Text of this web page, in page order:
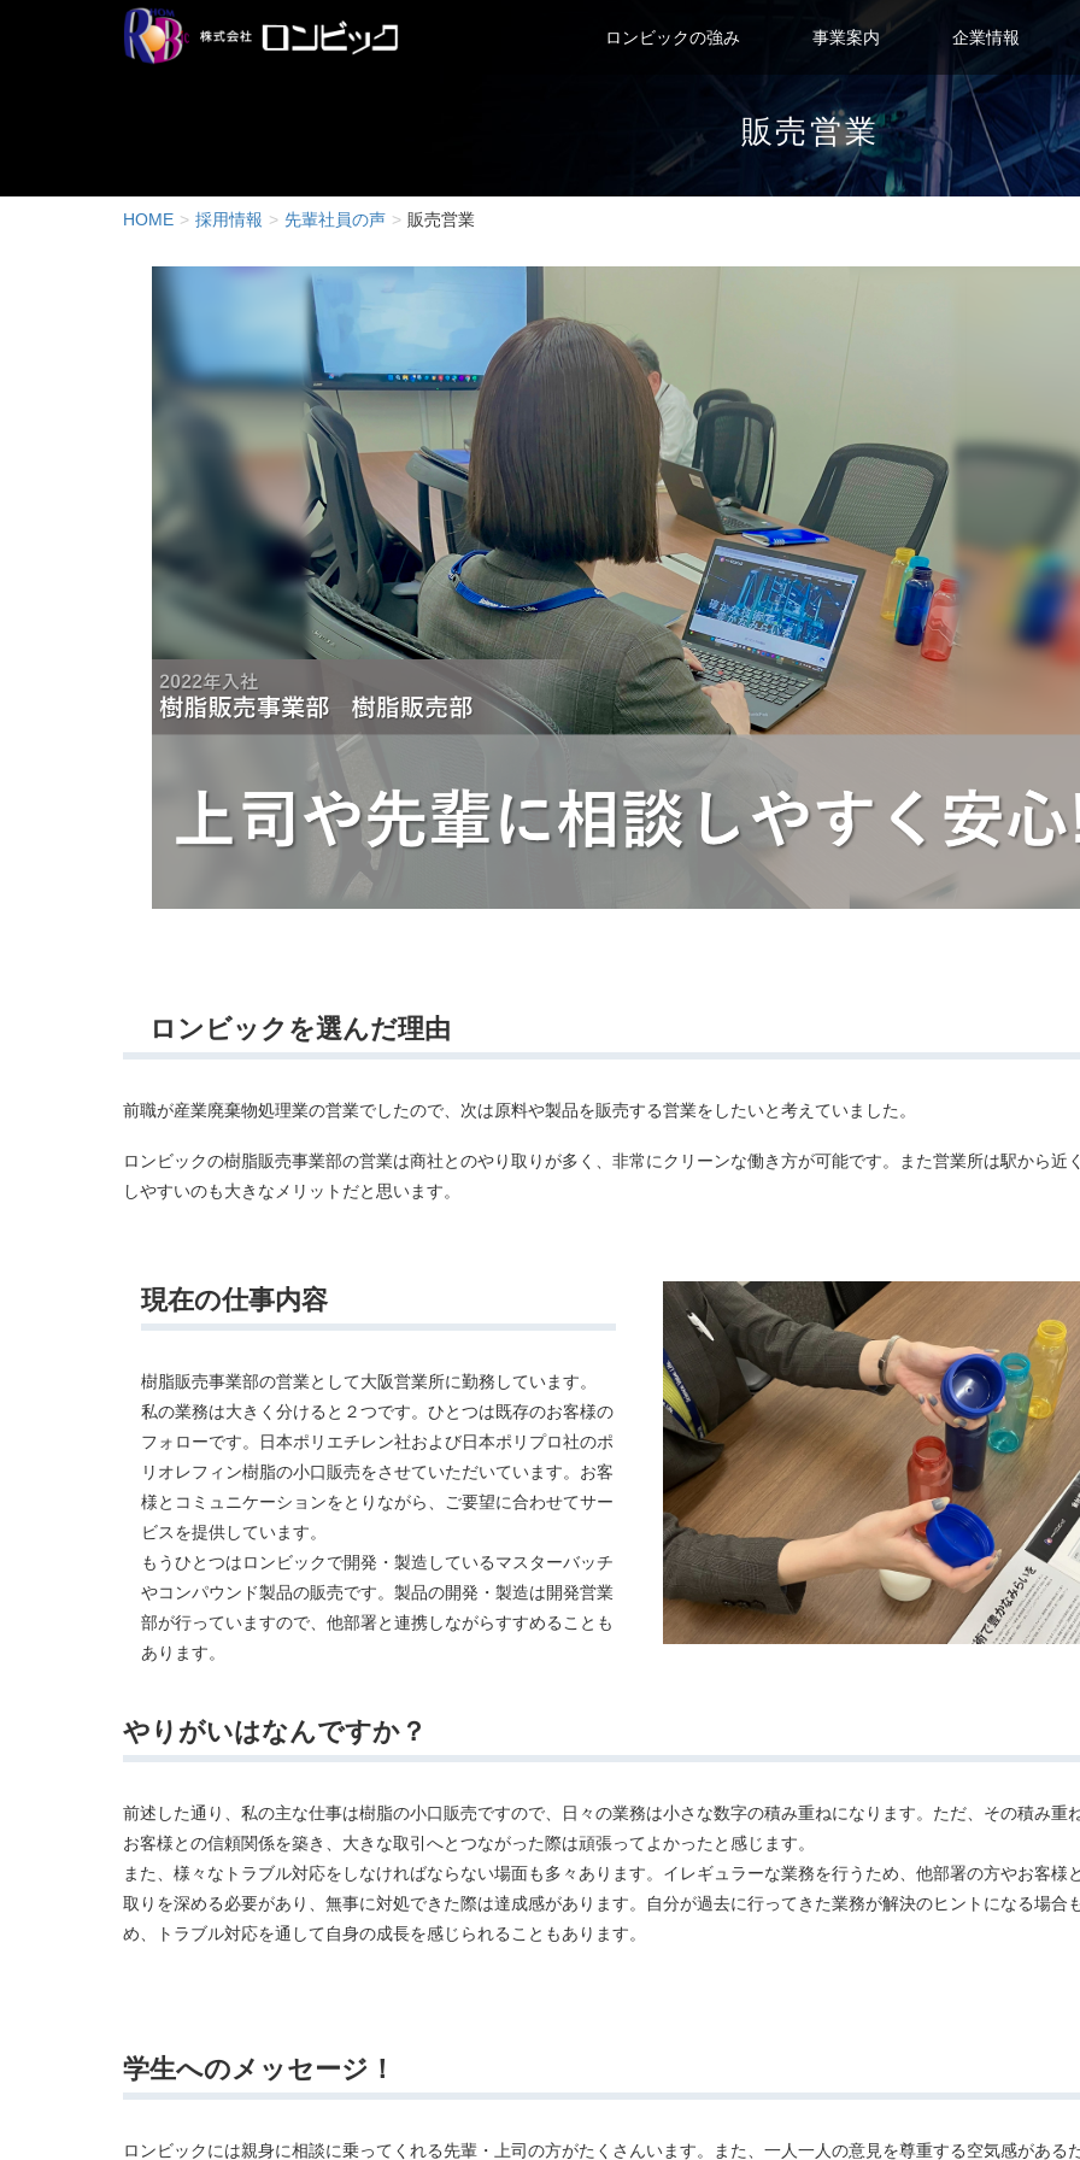
ロンビックの強み 事業案内 企業情報
販売営業
HOME 採用情報 先輩社員の声 販売営業
ロンビックを選んだ理由
前職が産業廃棄物処理業の営業でしたので、次は原料や製品を販売する営業をしたいと考えていました。
ロンビックの樹脂販売事業部の営業は商社とのやり取りが多く、非常にクリーンな働き方が可能です。また営業所は駅から近
しやすいのも大きなメリットだと思います。
現在の仕事内容
樹脂販売事業部の営業として大阪営業所に勤務しています。
私の業務は大きく分けると２つです。ひとつは既存のお客様の
フォローです。日本ポリエチレン社および日本ポリプロ社のポ
リオレフィン樹脂の小口販売をさせていただいています。お客
様とコミュニケーションをとりながら、ご要望に合わせてサー
ビスを提供しています。
もうひとつはロンビックで開発・製造しているマスターバッチ
やコンパウンド製品の販売です。製品の開発・製造は開発営業
部が行っていますので、他部署と連携しながらすすめることも
あります。
やりがいはなんですか？
前述した通り、私の主な仕事は樹脂の小口販売ですので、日々の業務は小さな数字の積み重ねになります。ただ、その積み重
お客様との信頼関係を築き、大きな取引へとつながった際は頑張ってよかったと感じます。
また、様々なトラブル対応をしなければならない場面も多々あります。イレギュラーな業務を行うため、他部署の方やお客様
取りを深める必要があり、無事に対処できた際は達成感があります。自分が過去に行ってきた業務が解決のヒントになる場合
め、トラブル対応を通して自身の成長を感じられることもあります。
学生へのメッセージ！
ロンビックには親身に相談に乗ってくれる先輩・上司の方がたくさんいます。また、一人一人の意見を尊重する空気感がある